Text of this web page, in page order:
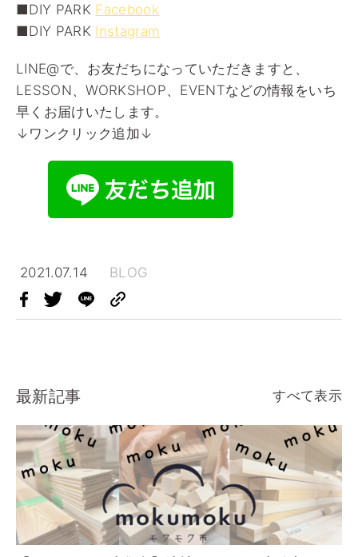
■DIY PARK Facebook
■DIY PARK Instagram
LINE@で、お友だちになっていただきますと、
LESSON、WORKSHOP、EVENTなどの情報をいち
早くお届けいたします。
↓ワンクリック追加↓
2021.07.14 BLOG
最新記事 すべて表示